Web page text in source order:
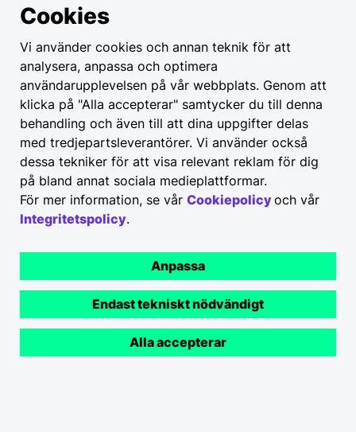
Cookies
Vi använder cookies och annan teknik för att
analysera, anpassa och optimera
användarupplevelsen på vår webbplats. Genom att
klicka på "Alla accepterar" samtycker du till denna
behandling och även till att dina uppgifter delas
med tredjepartsleverantörer. Vi använder också
dessa tekniker för att visa relevant reklam för dig
på bland annat sociala medieplattformar.
För mer information, se vår Cookiepolicyoch vår
Integritetspolicy.
Anpassa
Endast tekniskt nödvändigt
Alla accepterar